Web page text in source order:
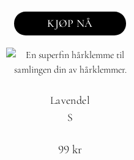
KJØP NÅ
Lavendel
S
99 kr